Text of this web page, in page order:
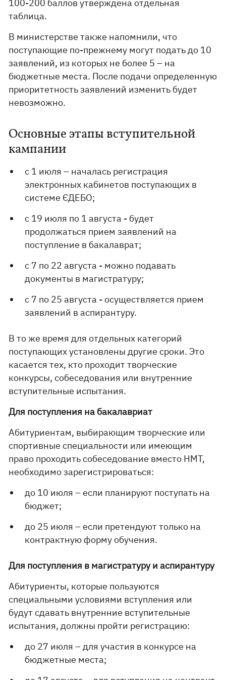
100-200 баллов утверждена отдельная
таблица.
В министерстве также напомнили, что
поступающие по-прежнему могут подать до 10
заявлений, из которых не более 5 – на
бюджетные места. После подачи определенную
приоритетность заявлений изменить будет
невозможно.
Основные этапы вступительной
кампании
с 1 июля – началась регистрация
электронных кабинетов поступающих в
системе ЄДЕБО;
с 19 июля по 1 августа - будет
продолжаться прием заявлений на
поступление в бакалаврат;
с 7 по 22 августа - можно подавать
документы в магистратуру;
с 7 по 25 августа - осуществляется прием
заявлений в аспирантуру.
В то же время для отдельных категорий
поступающих установлены другие сроки. Это
касается тех, кто проходит творческие
конкурсы, собеседования или внутренние
вступительные испытания.
Для поступления на бакалавриат
Абитуриентам, выбирающим творческие или
спортивные специальности или имеющим
право проходить собеседование вместо НМТ,
необходимо зарегистрироваться:
до 10 июля – если планируют поступать на
бюджет;
до 25 июля – если претендуют только на
контрактную форму обучения.
Для поступления в магистратуру и аспирантуру
Абитуриенты, которые пользуются
специальными условиями вступления или
будут сдавать внутренние вступительные
испытания, должны пройти регистрацию:
до 27 июля – для участия в конкурсе на
бюджетные места;